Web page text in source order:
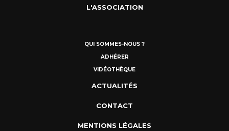
L'ASSOCIATION
QUI SOMMES-NOUS ?
ADHÉRER
VIDÉOTHÈQUE
ACTUALITÉS
CONTACT
MENTIONS LÉGALES